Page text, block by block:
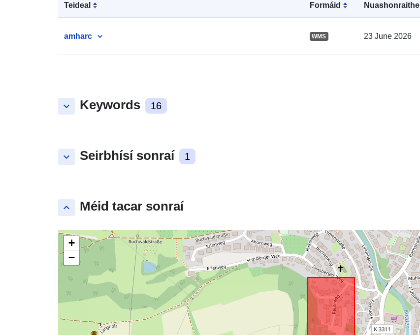
Teideal Formáid Nuashonraithe
amharc WMS 23 June 2026
keyboard_arrow_down Keywords 16
keyboard_arrow_down Seirbhísí sonraí 1
keyboard_arrow_up Méid tacar sonraí
+
−
Spásúil: